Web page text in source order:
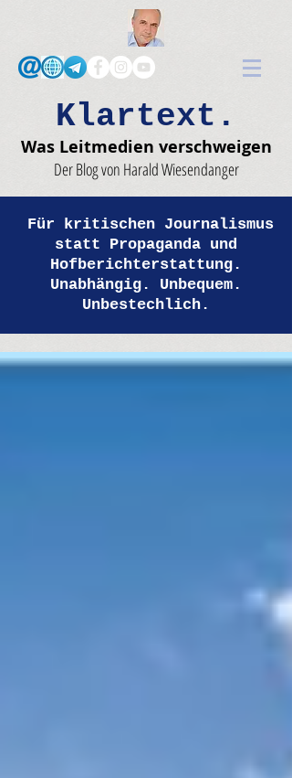
Klartext.
Was Leitmedien verschweigen
Der Blog von Harald Wiesendanger
Für kritischen Journalismus
statt Propaganda und
Hofberichterstattung.
Unabhängig. Unbequem.
Unbestechlich.